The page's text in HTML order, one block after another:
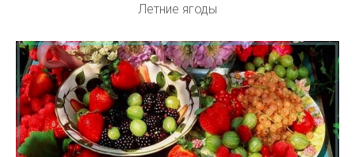
Летние ягоды